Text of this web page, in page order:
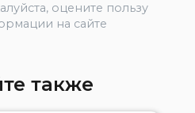
оцените пользу
на сайте
также